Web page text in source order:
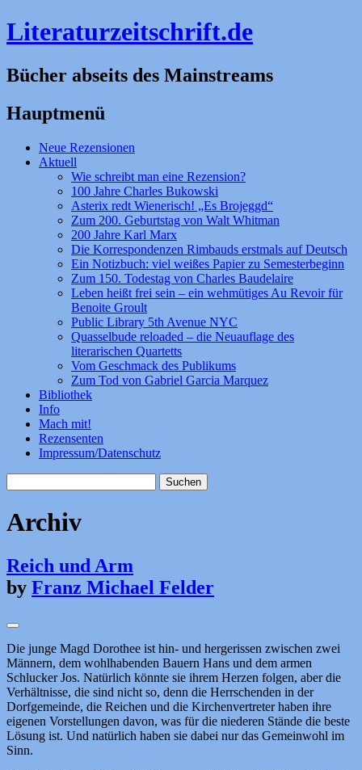
Literaturzeitschrift.de
Bücher abseits des Mainstreams
Hauptmenü
Zum
Inhalt
Neue Rezensionen
Aktuell
Wie schreibt man eine Rezension?
100 Jahre Charles Bukowski
Asterix redt Wienerisch! „Es Brojeggd“
Zum 200. Geburtstag von Walt Whitman
200 Jahre Karl Marx
Die Korrespondenzen Rimbauds erstmals auf Deutsch
Ein Notizbuch: viel weißes Papier zu Semesterbeginn
Zum 150. Todestag von Charles Baudelaire
Leben heißt frei sein – ein wehmütiges Au Revoir für
Benoite Groult
Public Library 5th Avenue NYC
Quasselbude reloaded – die Neuauflage des
literarischen Quartetts
Vom Geschmack des Publikums
Zum Tod von Gabriel Garcia Marquez
Bibliothek
Info
Mach mit!
Rezensenten
Impressum/Datenschutz
nach:
Archiv
Reich und Arm
by Franz Michael Felder
Die junge Magd Dorothee ist hin- und hergerissen zwischen zwei
Männern, dem wohlhabenden Bauern Hans und dem armen
Schlucker Jos. Natürlich könnte sie ihrem Herzen folgen, aber die
Verhältnisse, die sind nicht so, denn die Herrschenden in der
Dorfgemeinde, die Reichen und die Kirchenvertreter haben ihre
eigenen Vorstellungen davon, was für die niederen Stände die beste
Lösung ist. Und natürlich haben sie dabei nur das Gemeinwohl im
Sinn.